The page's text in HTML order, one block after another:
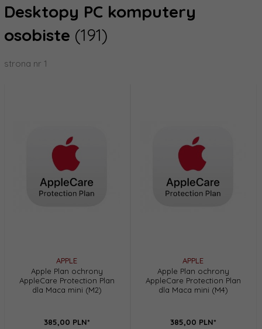
Desktopy PC komputery
osobiste (191)
strona nr 1
APPLE
Apple Plan ochrony
AppleCare Protection Plan
dla Maca mini (M2)
385,00 PLN*
APPLE
Apple Plan ochrony
AppleCare Protection Plan
dla Maca mini (M4)
385,00 PLN*